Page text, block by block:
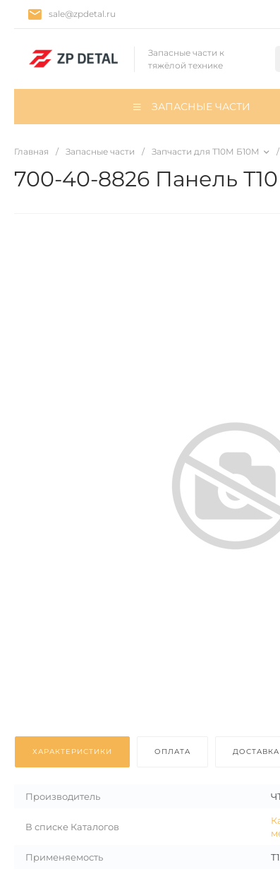
sale@zpdetal.ru
Запасные части к
тяжёлой технике
ЗАПАСНЫЕ ЧАСТИ
Главная / Запасные части / Запчасти для Т10М Б10М /
700-40-8826 Панель
ХАРАКТЕРИСТИКИ ОПЛАТА ДОСТАВКА
Производитель
В списке Каталогов
Применяемость